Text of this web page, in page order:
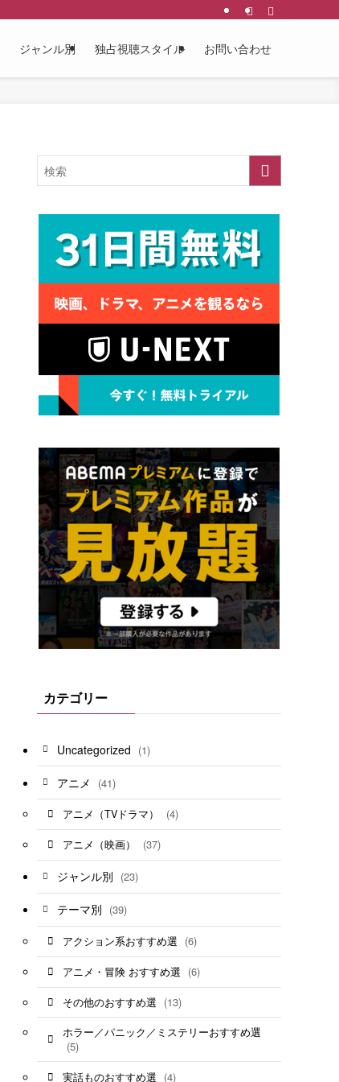
ジャンル別 独占視聴スタイル お問い合わせ
カテゴリー
Uncategorized (1)
アニメ (41)
アニメ（TVドラマ） (4)
アニメ（映画） (37)
ジャンル別 (23)
テーマ別 (39)
アクション系おすすめ選 (6)
アニメ・冒険 おすすめ選 (6)
その他のおすすめ選 (13)
ホラー／パニック／ミステリーおすすめ選
(5)
実話ものおすすめ選 (4)